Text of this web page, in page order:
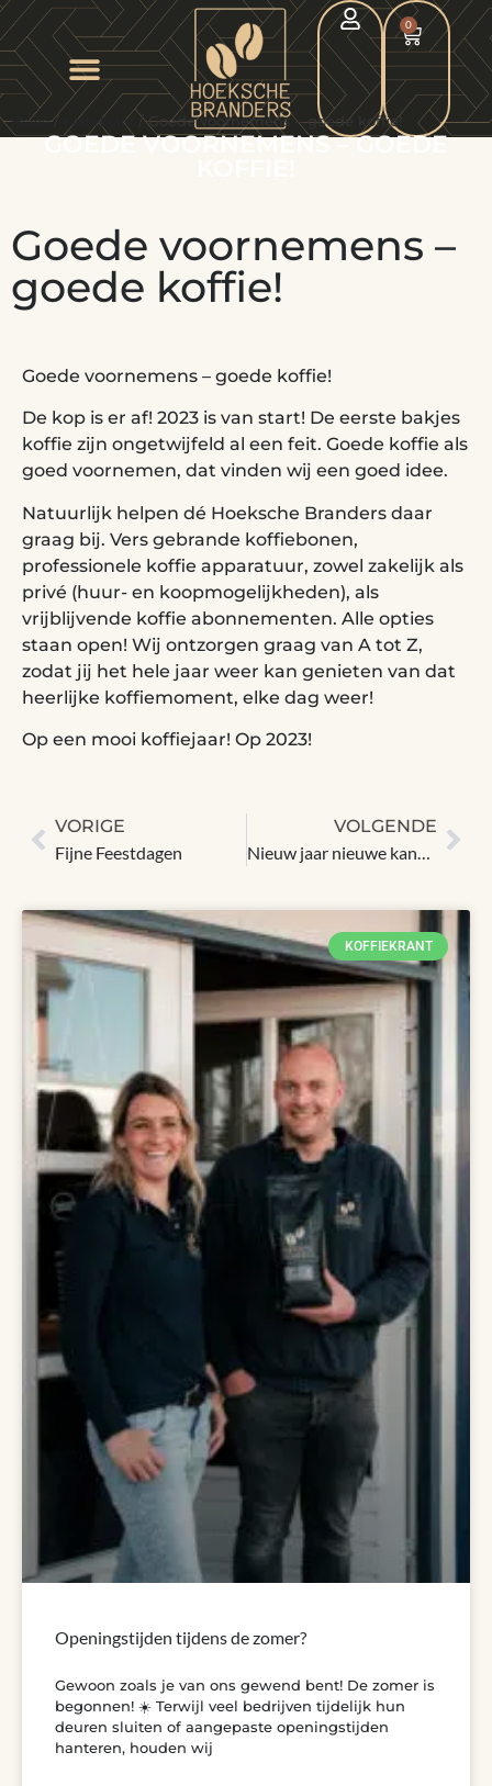
0
Home/ Koffiekrant / Goede voornemens – goede koffie!
GOEDE VOORNEMENS – GOEDE
Goede voornemens –
goede koffie!
Goede voornemens – goede koffie!
De kop is er af! 2023 is van start! De eerste bakjes
koffie zijn ongetwijfeld al een feit. Goede koffie als
goed voornemen, dat vinden wij een goed idee.
Natuurlijk helpen dé Hoeksche Branders daar
graag bij. Vers gebrande koffiebonen,
professionele koffie apparatuur, zowel zakelijk als
privé (huur- en koopmogelijkheden), als
vrijblijvende koffie abonnementen. Alle opties
staan open! Wij ontzorgen graag van A tot Z,
zodat jij het hele jaar weer kan genieten van dat
heerlijke koffiemoment, elke dag weer!
Op een mooi koffiejaar! Op 2023!
VORIGE
Fijne Feestdagen
VOLGENDE
KOFFIEKRANT
Openingstijden tijdens de zomer?
Gewoon zoals je van ons gewend bent! De zomer is
begonnen! ☀️ Terwijl veel bedrijven tijdelijk hun
deuren sluiten of aangepaste openingstijden
hanteren, houden wij